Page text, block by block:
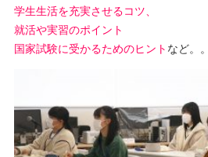
学生生活を充実させるコツ、
就活や実習のポイント
国家試験に受かるためのヒント など。。